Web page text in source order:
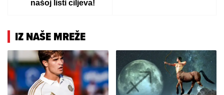
našoj listi ciljeva!
IZ NAŠE MREŽE